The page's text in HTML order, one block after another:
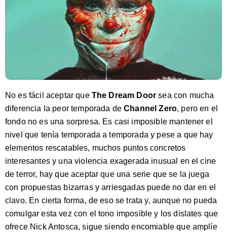
No es fácil aceptar que The Dream Door sea con mucha
diferencia la peor temporada deChannel Zero, pero en el
fondo no es una sorpresa. Es casi imposible mantener el
nivel que tenía temporada a temporada y pese a que hay
elementos rescatables, muchos puntos concretos
interesantes y una violencia exagerada inusual en el cine
de terror, hay que aceptar que una serie que se la juega
con propuestas bizarras y arriesgadas puede no dar en el
clavo. En cierta forma, de eso se trata y, aunque no pueda
comulgar esta vez con el tono imposible y los dislates que
ofrece Nick Antosca, sigue siendo encomiable que amplíe